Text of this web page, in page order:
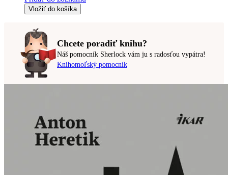
Vložiť do košíka
Chcete poradiť knihu?
Náš pomocník Sherlock vám ju s radosťou vypátra!
Knihomoľský pomocník